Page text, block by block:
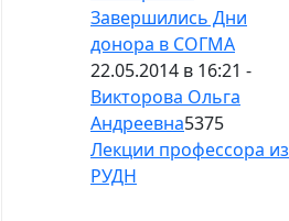
Завершились Дни
донора в СОГМА
22.05.2014 в 16:21 -
Викторова Ольга
Андреевна5375
Лекции профессора из
РУДН